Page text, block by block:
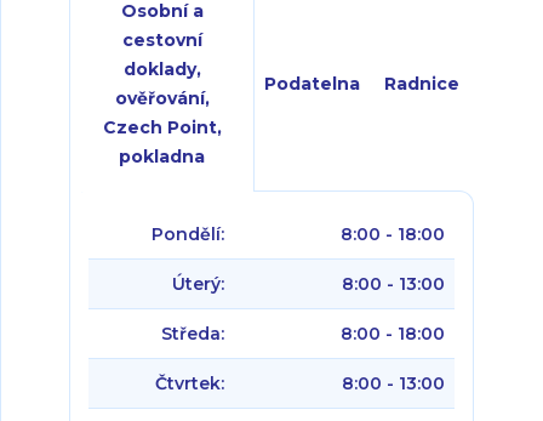
Osobní a
cestovní
doklady,
ověřování,
Czech Point,
pokladna
Podatelna Radnice
Pondělí: 8:00 - 18:00
Úterý: 8:00 - 13:00
Středa: 8:00 - 18:00
Čtvrtek: 8:00 - 13:00